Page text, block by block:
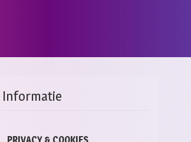
Informatie